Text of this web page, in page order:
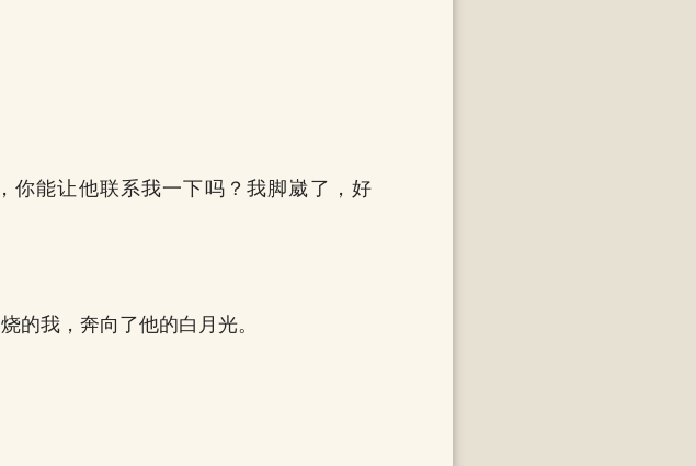
你能让他联系我一下吗？我脚崴了，好
的我，奔向了他的白月光。